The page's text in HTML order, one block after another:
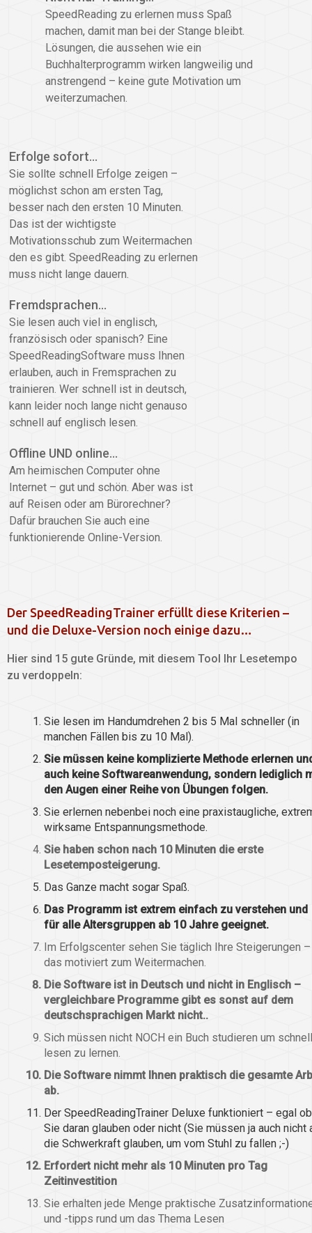
SpeedReading zu erlernen muss Spaß
machen, damit man bei der Stange bleibt.
Lösungen, die aussehen wie ein
Buchhalterprogramm wirken langweilig und
anstrengend – keine gute Motivation um
weiterzumachen.
Erfolge sofort…
Sie sollte schnell Erfolge zeigen –
möglichst schon am ersten Tag,
besser nach den ersten 10 Minuten.
Das ist der wichtigste
Motivationsschub zum Weitermachen
den es gibt. SpeedReading zu erlernen
muss nicht lange dauern.
Fremdsprachen…
Sie lesen auch viel in englisch,
französisch oder spanisch? Eine
SpeedReadingSoftware muss Ihnen
erlauben, auch in Fremsprachen zu
trainieren. Wer schnell ist in deutsch,
kann leider noch lange nicht genauso
schnell auf englisch lesen.
Offline UND online…
Am heimischen Computer ohne
Internet – gut und schön. Aber was ist
auf Reisen oder am Bürorechner?
Dafür brauchen Sie auch eine
funktionierende Online-Version.
Der SpeedReadingTrainer erfüllt diese Kriterien –
und die Deluxe-Version noch einige dazu…
Hier sind 15 gute Gründe, mit diesem Tool Ihr Lesetempo
zu verdoppeln:
Sie lesen im Handumdrehen 2 bis 5 Mal schneller (in
manchen Fällen bis zu 10 Mal).
Sie müssen keine komplizierte Methode erlernen
auch keine Softwareanwendung, sondern lediglich
den Augen einer Reihe von Übungen folgen.
Sie erlernen nebenbei noch eine praxistaugliche,
wirksame Entspannungsmethode.
Sie haben schon nach 10 Minuten die erste
Lesetemposteigerung.
Das Ganze macht sogar Spaß.
Das Programm ist extrem einfach zu verstehen und
für alle Altersgruppen ab 10 Jahre geeignet.
Im Erfolgscenter sehen Sie täglich Ihre Steigerungen –
das motiviert zum Weitermachen.
Die Software ist in Deutsch und nicht in Englisch –
vergleichbare Programme gibt es sonst auf dem
deutschsprachigen Markt nicht..
Sich müssen nicht NOCH ein Buch studieren um
lesen zu lernen.
Die Software nimmt Ihnen praktisch die gesamte
ab.
Der SpeedReadingTrainer Deluxe funktioniert – egal ob
Sie daran glauben oder nicht (Sie müssen ja auch nicht
die Schwerkraft glauben, um vom Stuhl zu fallen ;-)
Erfordert nicht mehr als 10 Minuten pro Tag
Zeitinvestition
Sie erhalten jede Menge praktische
und -tipps rund um das Thema Lesen